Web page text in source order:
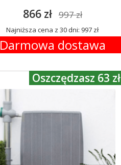
866 zł 997 zł
Najniższa cena z 30 dni: 997 zł
Darmowa dostawa
Oszczędzasz 63 zł